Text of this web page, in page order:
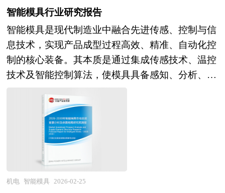
过相关市场研究的工具、理论和模型撰写而成。本
报告总结了“十四五”以来经济与社会发展成就、产
业发展规模与经济效益、预测了应急装备行业规划
方向机及未来5年行业投资方向；预测并提出了应
急装备“十五五”整体规划目标及方向、规划内容的
建议等；最后，就应急装备行业“十五五”时期投资
机遇、投资风险、投资策略进行了审慎分析。
步进入规模化落地阶段，成为市场规模增长的核心
增量来源；供给端，国产伺服品牌市占率持续提升
至55%以上，高端产品占比扩大对冲中低端市场价
格竞争压力，同时核心零部件国产化率突破65%，
供应链自主可控能力显著增强。随着市场基数扩大
扩张转向高质量发展，高端化、智能化、场景化成
为核心增长逻辑。 本研究咨询报告由中研普华咨
询公司领衔撰写，在大量周密的市场调研基础上，
主要依据国家统计局、商务部、国家发改委、国家
经济信息中心、国务院发展研究中心、工信部、中
国行业研究网、全国及海外多种相关报纸杂志的基
研创新能力，其产业发展水平是衡量一个国家高端
前，我国仪器仪表产业正处于从规模扩张向质量效
益转型的关键攻坚期，高端突破与国产替代成为发
展主线。在产业规模方面，我国已成为全球仪器仪
表生产和消费大国，但在高端工业自动化控制系
统、高精度科学仪器、高端分析仪器等领域，进口
依赖度仍然较高，部分关键测量设备和核心传感器
面临"卡脖子"风险；在技术能力方面，国内企业在
传统仪表的智能化改造、现场总线技术应用等方面
取得显著进展，部分中低端产品性能指标达到国际
先进水平，但在高端压力变送器、高精度流量计、
质谱仪、色谱仪、电子显微镜等前沿领域，在测量
智能模具行业研究报告
智能模具是现代制造业中融合先进传感、控制与信
息技术，实现产品成型过程高效、精准、自动化控
制的核心装备。其本质是通过集成传感技术、温控
技术及智能控制算法，使模具具备感知、分析、决
温度场分布等关键工艺参数进行实时监测与动态调
整。这种技术集成使模具突破了传统机械结构的局
限，能够根据材料特性、产品形状及环境变化自动
优化成型条件，确保产品质量的稳定性和一致性。
与传统模具相比，智能模具的技术架构发生了根本
性变革。它不再仅是被动成型工具，而是成为具
机电 智能模具 2026-02-25